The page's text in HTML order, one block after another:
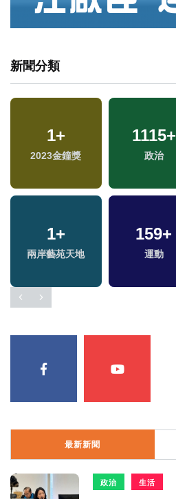
新聞分類
1+
2023金鐘獎
1115+
政治
1+
兩岸藝苑天地
159+
運動
最新新聞
政治 生活